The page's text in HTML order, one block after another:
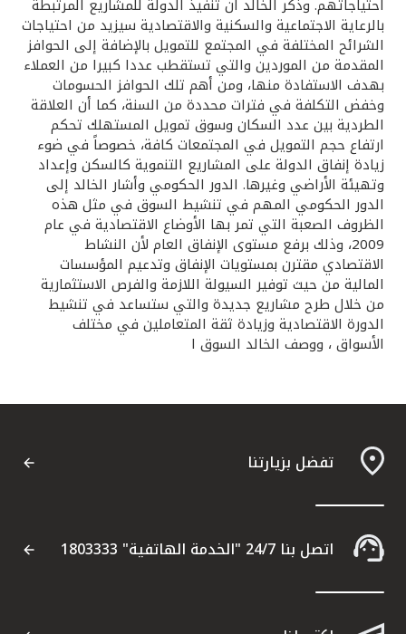
احتياجاتهم. وذكر الخالد أن تنفيذ الدولة للمشاريع المرتبطة
بالرعاية الاجتماعية والسكنية والاقتصادية سيزيد من احتياجات
الشرائح المختلفة في المجتمع للتمويل بالإضافة إلى الحوافز
المقدمة من الموردين والتي تستقطب عددا كبيرا من العملاء
بهدف الاستفادة منها، ومن أهم تلك الحوافز الحسومات
وخفض التكلفة في فترات محددة من السنة، كما أن العلاقة
الطردية بين عدد السكان وسوق تمويل المستهلك تحكم
ارتفاع حجم التمويل في المجتمعات كافة، خصوصاً في ضوء
زيادة إنفاق الدولة على المشاريع التنموية كالسكن وإعداد
وتهيئة الأراضي وغيرها. الدور الحكومي وأشار الخالد إلى
الدور الحكومي المهم في تنشيط السوق في مثل هذه
الظروف الصعبة التي تمر بها الأوضاع الاقتصادية في عام
2009، وذلك برفع مستوى الإنفاق العام لأن النشاط
الاقتصادي مقترن بمستويات الإنفاق وتدعيم المؤسسات
المالية من حيث توفير السيولة اللازمة والفرص الاستثمارية
من خلال طرح مشاريع جديدة والتي ستساعد في تنشيط
الدورة الاقتصادية وزيادة ثقة المتعاملين في مختلف
الأسواق ، ووصف الخالد السوق ا
تفضل بزيارتنا
اتصل بنا 24/7 "الخدمة الهاتفية" 1803333